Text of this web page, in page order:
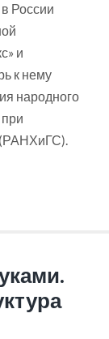
России
и
к нему
народного
(РАНХиГС).